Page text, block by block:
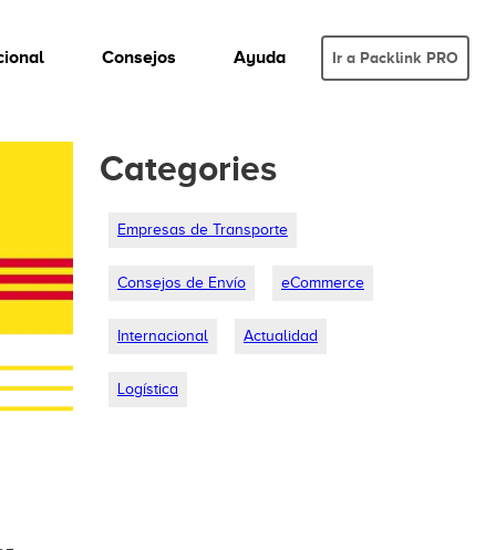
Consejos Ayuda Ir a Packlink PRO
Categories
Empresas de Transporte
Consejos de Envío eCommerce
Internacional Actualidad
Logística